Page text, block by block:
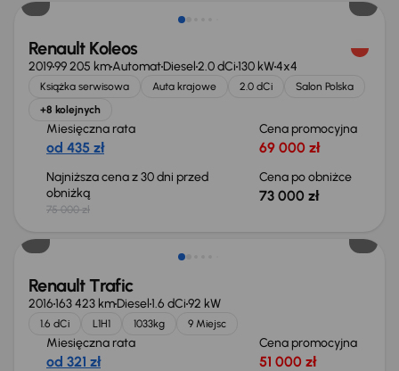
Renault Koleos
201999 205 kmAutomatDiesel2.0 dCi130 kW4x4
Książka serwisowa Auta krajowe 2.0 dCi
Salon Polska
+8 kolejnych
Miesięczna rata
od 435 zł
Cena promocyjna
69 000 zł
Najniższa cena z 30 dni przed
obniżką
75 000 zł
Cena po obniżce
73 000 zł
Taniej o 2 000 zł
Renault Trafic
2016163 423 kmDiesel1.6 dCi92 kW
1.6 dCi L1H1 1033kg 9 Miejsc
Miesięczna rata
od 321 zł
Cena promocyjna
51 000 zł